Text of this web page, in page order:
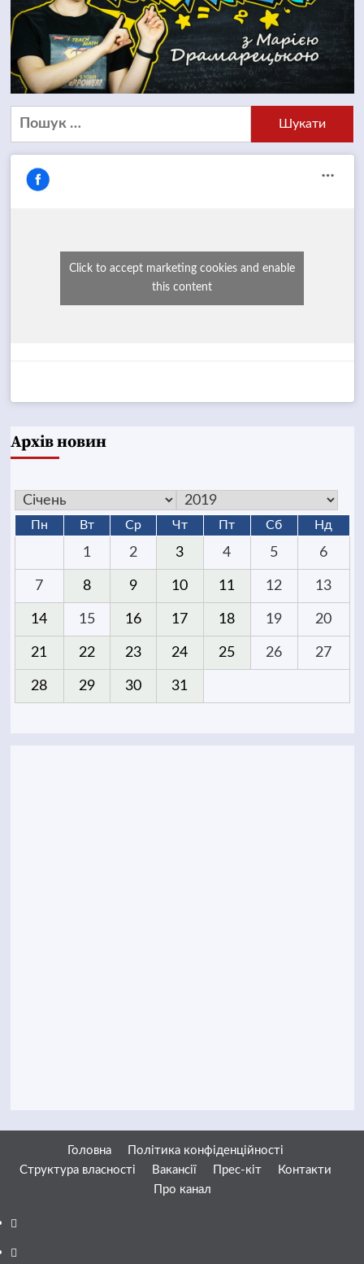
Пошук:
Click to accept marketing cookies and enable
this content
Архів новин
Пн Вт Ср Чт Пт Сб Нд
1 2 3 4 5 6
7 8 9 10 11 12 13
14 15 16 17 18 19 20
21 22 23 24 25 26 27
28 29 30 31
Головна
Політика конфіденційності
Структура власності
Вакансії Прес-кіт
Контакти
Про канал
Facebook
YouTube